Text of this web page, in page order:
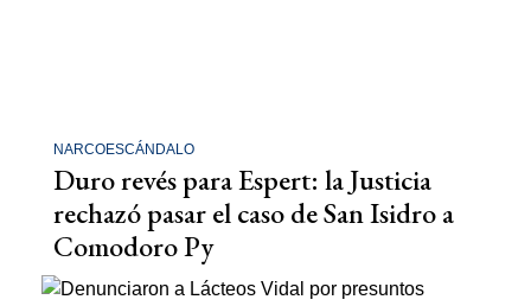
NARCOESCÁNDALO
Duro revés para Espert: la Justicia
rechazó pasar el caso de San Isidro a
Comodoro Py